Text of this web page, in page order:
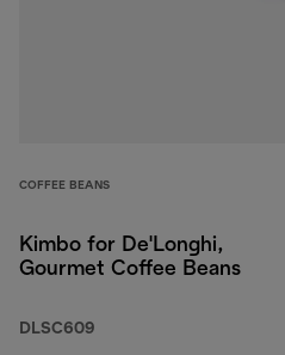
COFFEE BEANS
Kimbo for De'Longhi,
Gourmet Coffee Beans
DLSC609